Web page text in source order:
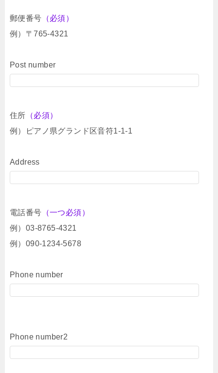
郵便番号 （必須）
例）〒765-4321
Post number
住所 （必須）
例）ピアノ県グランド区音符1-1-1
Address
電話番号 （一つ必須）
例）03-8765-4321
例）090-1234-5678
Phone number
Phone number2